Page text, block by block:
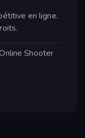
en ligne.
Shooter